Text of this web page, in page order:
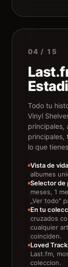
04 / 15
Todo tu
Vinyl
principales,
principales,
lo que
Vista de
albumes
Selector de
meses, 1
„Ver todo"
En tu
cruzados
cualquier
coinciden.
Loved
Last.fm,
coleccion.